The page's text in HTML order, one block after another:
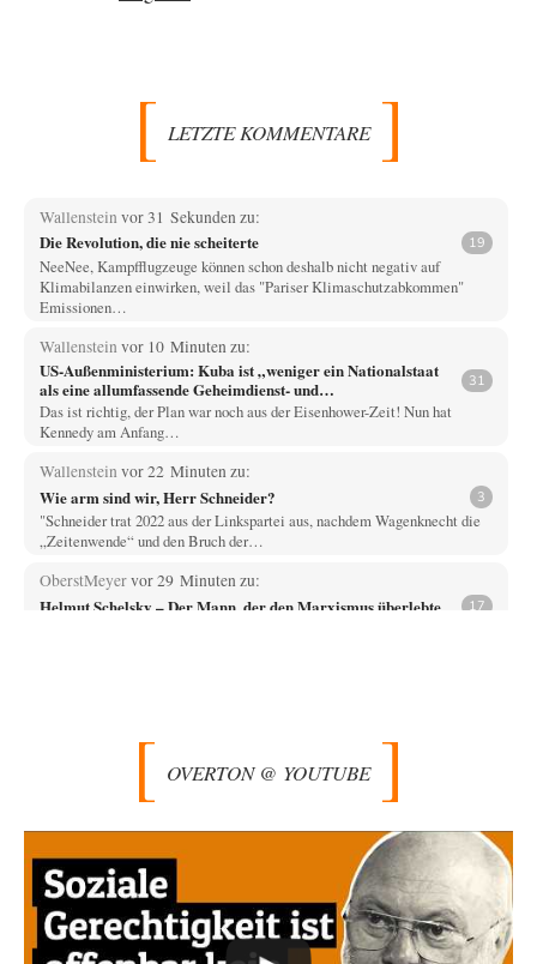
LETZTE KOMMENTARE
Wallenstein vor 31 Sekunden zu:
Die Revolution, die nie scheiterte 19
NeeNee, Kampfflugzeuge können schon deshalb nicht negativ auf
Klimabilanzen einwirken, weil das "Pariser Klimaschutzabkommen"
Emissionen…
Wallenstein vor 10 Minuten zu:
US-Außenministerium: Kuba ist „weniger ein Nationalstaat
als eine allumfassende Geheimdienst- und
Subversionsoperation
31
Das ist richtig, der Plan war noch aus der Eisenhower-Zeit! Nun hat
Kennedy am Anfang…
Wallenstein vor 22 Minuten zu:
Wie arm sind wir, Herr Schneider? 3
"Schneider trat 2022 aus der Linkspartei aus, nachdem Wagenknecht die
„Zeitenwende“ und den Bruch der…
OberstMeyervor 29 Minuten zu:
Helmut Schelsky – Der Mann, der den Marxismus überlebte 17
Träumen von einem "Gross-Marokko" nicht auch…
69
Geh mal hier drauf. Das ist ein Beitrag, der ist zweieinhalb Jahre!! später
erschienen (08/2022).…
Schattenlandvor 1 Stunde zu:
Unkabarettistische Anstalten 1
OVERTON @ YOUTUBE